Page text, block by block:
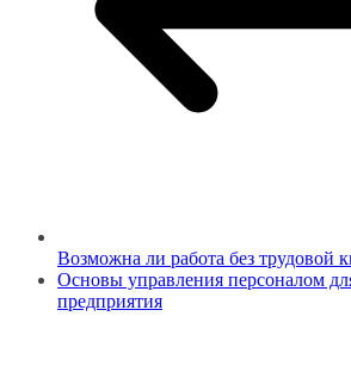
Возможна ли работа без трудовой
Основы управления персоналом
предприятия